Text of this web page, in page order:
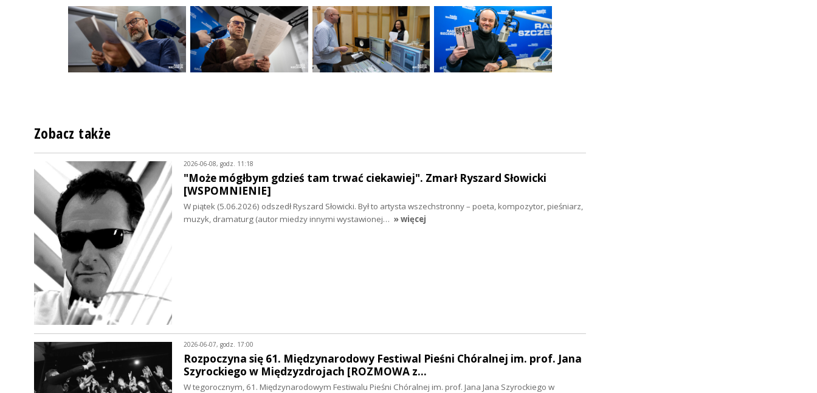
Zobacz także
2026-06-08, godz. 11:18
"Może mógłbym gdzieś tam trwać ciekawiej". Zmarł Ryszard Słowicki
[WSPOMNIENIE]
W piątek (5.06.2026) odszedł Ryszard Słowicki. Był to artysta wszechstronny – poeta, kompozytor, pieśniarz,
muzyk, dramaturg (autor miedzy innymi wystawionej… » więcej
2026-06-07, godz. 17:00
Rozpoczyna się 61. Międzynarodowy Festiwal Pieśni Chóralnej im. prof. Jana
Szyrockiego w Międzyzdrojach [ROZMOWA z…
W tegorocznym, 61. Międzynarodowym Festiwalu Pieśni Chóralnej im. prof. Jana Jana Szyrockiego w